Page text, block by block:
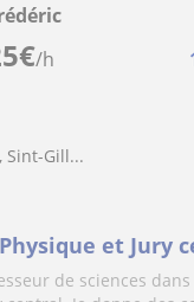
€/h
Sint-Gill...
et Jury
de sciences